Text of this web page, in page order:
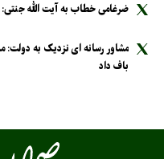
ضرغامی خطاب به آیت الله
مشاور رسانه ای نزدیک به دولت:
باف داد